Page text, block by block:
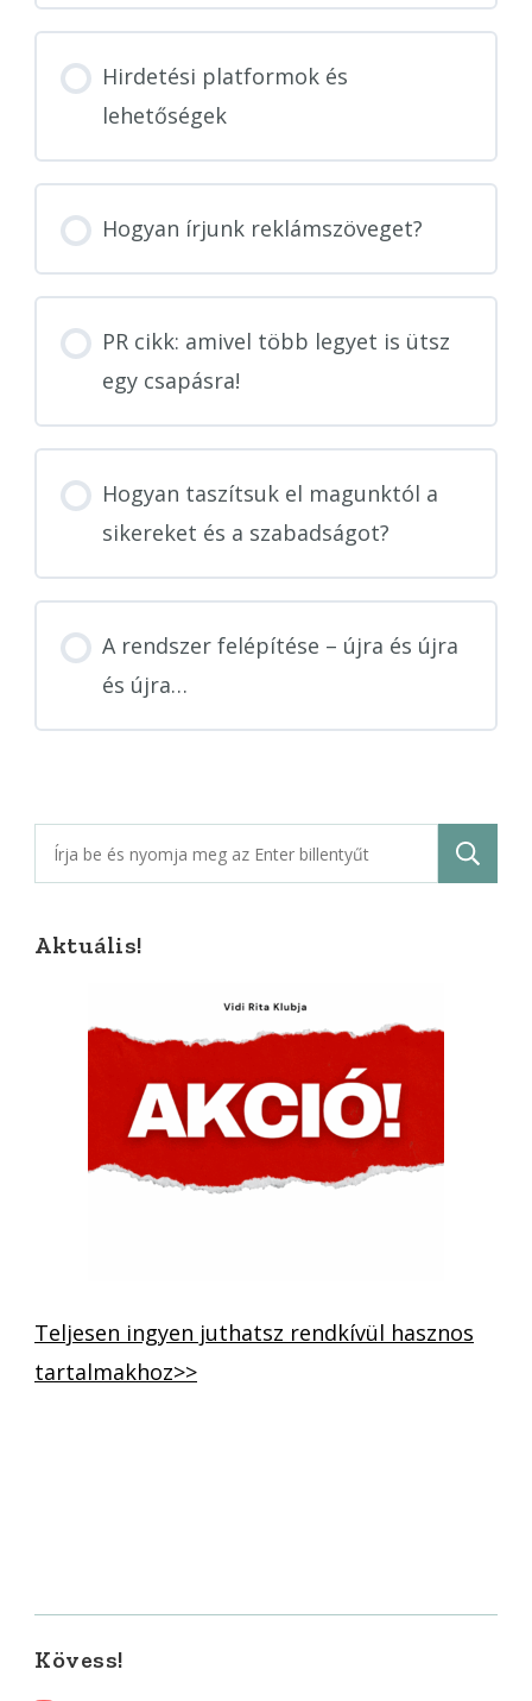
Hirdetési platformok és
lehetőségek
Hogyan írjunk reklámszöveget?
PR cikk: amivel több legyet is ütsz
egy csapásra!
Hogyan taszítsuk el magunktól a
sikereket és a szabadságot?
A rendszer felépítése – újra és újra
és újra…
Keresés:
Aktuális!
Teljesen ingyen juthatsz rendkívül hasznos
tartalmakhoz>>
Kövess!